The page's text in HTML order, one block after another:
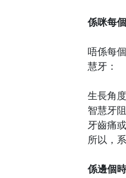
係咪每
唔係每
慧牙：
生長角度
智慧牙
牙齒痛
所以，
係邊個